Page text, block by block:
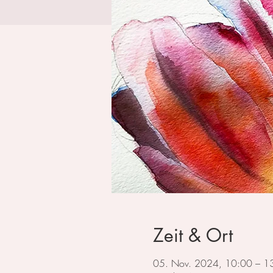
Zeit & Ort
05. Nov. 2024, 10:00 –